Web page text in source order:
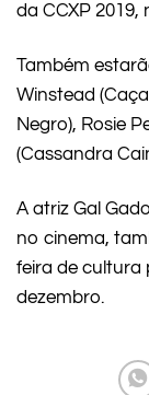
da CCXP 2019,
Também
Winstead
Negro), Rosie
(Cassandra
A atriz Gal
no cinema,
feira de cultura
dezembro.